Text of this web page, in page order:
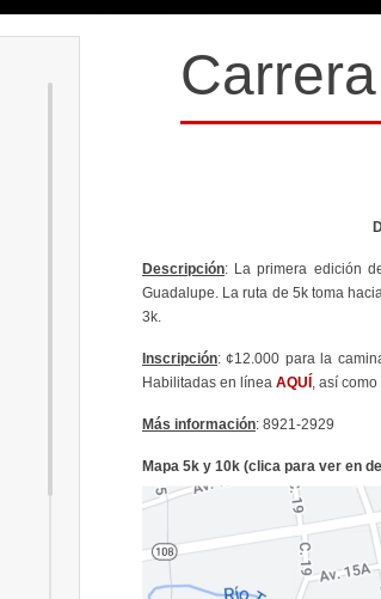
Descripción: La primera edición
Guadalupe. La ruta de 5k toma
3k.
Inscripción: ¢12.000 para la
Habilitadas en línea AQUÍ , así
Más información: 8921-2929
Mapa 5k y 10k (clica para ver en